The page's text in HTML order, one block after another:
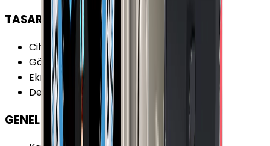
TASARIM
Cihaz Kalınlığı (Kordonsuz)
10.7 mm
Gövde Ağırlık
38.7 g
Ekran Şekli : Kare
Değiştirilebilir Kordon
Var
GENEL ÖZELLİKLER